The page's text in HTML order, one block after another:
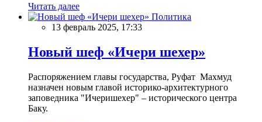
Читать далее
Политика
13 февраль 2025, 17:33
Новый шеф «Ичери шехер»
Распоряжением главы государства, Руфат Махмуд
назначен новым главой историко-архитектурного
заповедника "Ичеришехер" – исторического центра
Баку.